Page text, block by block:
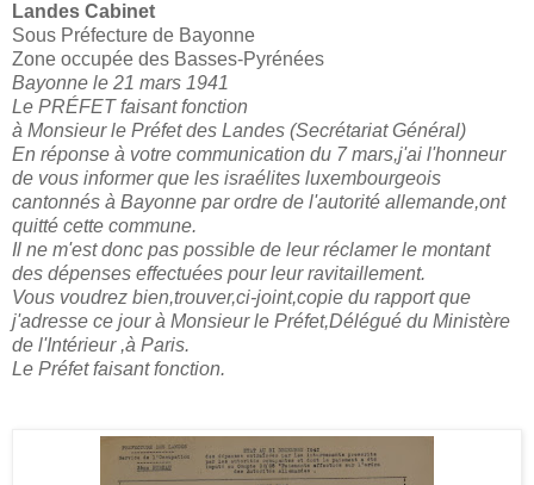
Landes Cabinet
Sous Préfecture de Bayonne
Zone occupée des Basses-Pyrénées
Bayonne le 21 mars 1941
Le PRÉFET faisant fonction
à Monsieur le Préfet des Landes (Secrétariat Général)
En réponse à votre communication du 7 mars,j'ai l'honneur
de vous informer que les israélites luxembourgeois
cantonnés à Bayonne par ordre de l'autorité allemande,ont
quitté cette commune.
Il ne m'est donc pas possible de leur réclamer le montant
des dépenses effectuées pour leur ravitaillement.
Vous voudrez bien,trouver,ci-joint,copie du rapport que
j'adresse ce jour à Monsieur le Préfet,Délégué du Ministère
de l'Intérieur ,à Paris.
Le Préfet faisant fonction.